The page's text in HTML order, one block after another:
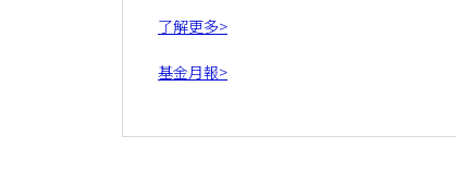
了解更多>
基金月報>